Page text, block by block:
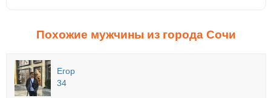
Похожие мужчины из города Сочи
Егор
34